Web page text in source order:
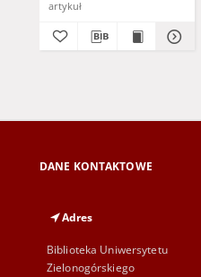
artykuł
DANE KONTAKTOWE
Adres
Biblioteka Uniwersytetu
Zielonogórskiego